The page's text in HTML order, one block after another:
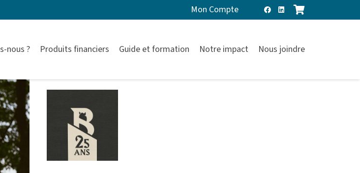
Mon Compte
nous ? Produits financiers Guide et formation Notre impact Nous joindre